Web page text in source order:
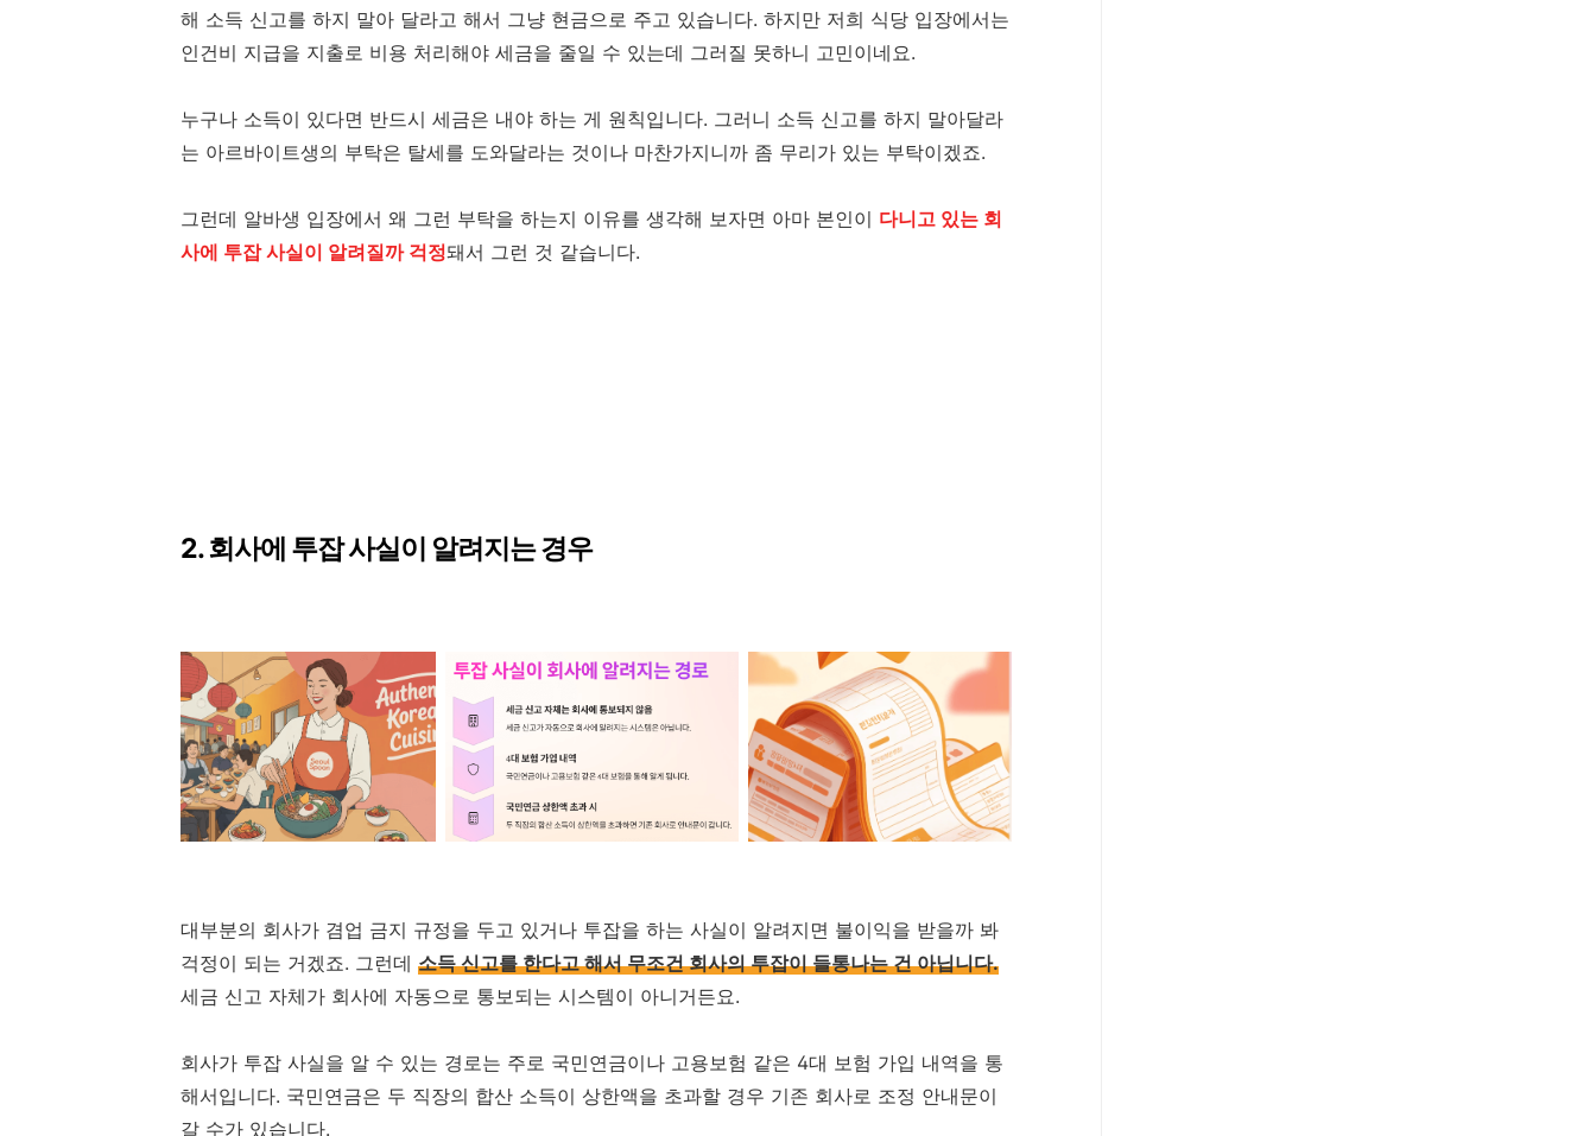
해 소득 신고를 하지 말아 달라고 해서 그냥 현금으로 주고 있습니다. 하지만 저희 식당 입장에서는
인건비 지급을 지출로 비용 처리해야 세금을 줄일 수 있는데 그러질 못하니 고민이네요.
누구나 소득이 있다면 반드시 세금은 내야 하는 게 원칙입니다. 그러니 소득 신고를 하지 말아달라
는 아르바이트생의 부탁은 탈세를 도와달라는 것이나 마찬가지니까 좀 무리가 있는 부탁이겠죠.
그런데 알바생 입장에서 왜 그런 부탁을 하는지 이유를 생각해 보자면 아마 본인이 다니고 있는 회
사에 투잡 사실이 알려질까 걱정돼서 그런 것 같습니다.
2. 회사에 투잡 사실이 알려지는 경우
대부분의 회사가 겸업 금지 규정을 두고 있거나 투잡을 하는 사실이 알려지면 불이익을 받을까 봐
걱정이 되는 거겠죠. 그런데 소득 신고를 한다고 해서 무조건 회사의 투잡이 들통나는 건 아닙니다.
세금 신고 자체가 회사에 자동으로 통보되는 시스템이 아니거든요.
회사가 투잡 사실을 알 수 있는 경로는 주로 국민연금이나 고용보험 같은 4대 보험 가입 내역을 통
해서입니다. 국민연금은 두 직장의 합산 소득이 상한액을 초과할 경우 기존 회사로 조정 안내문이
갈 수가 있습니다.